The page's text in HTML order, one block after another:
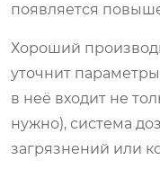
появляется
Хороший
уточнит
в неё входит не
нужно), система
загрязнений или